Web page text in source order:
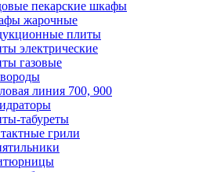
пекарские шкафы
жарочные
плиты
электрические
газовые
линия 700, 900
табуреты
грили